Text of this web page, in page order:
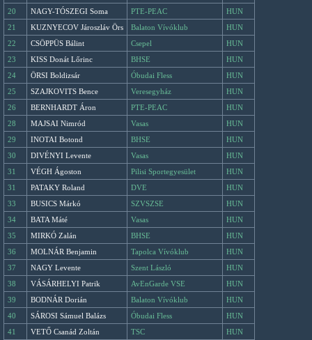
20
NAGY-TÓSZEGI Soma PTE-PEAC
HUN
21
KUZNYECOV Jároszláv Örs Balaton Vívóklub
HUN
22
CSÖPPÜS Bálint Csepel
HUN
23
KISS Donát Lőrinc BHSE
HUN
24
ÖRSI Boldizsár Óbudai Fless
HUN
25
SZAJKOVITS Bence Veresegyház
HUN
26
BERNHARDT Áron PTE-PEAC
HUN
28
MAJSAI Nimród Vasas
HUN
29
INOTAI Botond BHSE
HUN
30
DIVÉNYI Levente Vasas
HUN
31
VÉGH Ágoston Pilisi Sportegyesület
HUN
31
PATAKY Roland DVE
HUN
33
BUSICS Márkó SZVSZSE
HUN
34
BATA Máté Vasas
HUN
35
MIRKÓ Zalán BHSE
HUN
36
MOLNÁR Benjamin Tapolca Vívóklub
HUN
37
NAGY Levente Szent László
HUN
38
VÁSÁRHELYI Patrik AvEnGarde VSE
HUN
39
BODNÁR Dorián Balaton Vívóklub
HUN
40
SÁROSI Sámuel Balázs Óbudai Fless
HUN
41
VETŐ Csanád Zoltán TSC HUN